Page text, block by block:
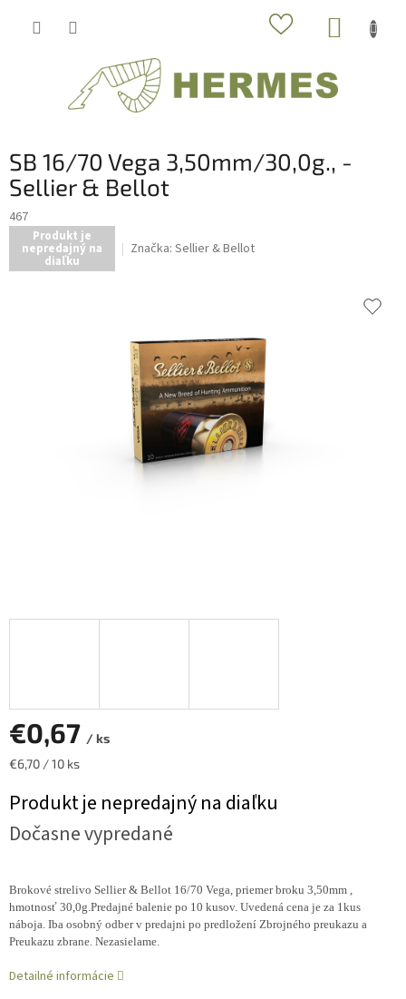
SB 16/70 Vega 3,50mm/30,0g., -
Sellier & Bellot
467
Produkt je
nepredajný na
diaľku
Značka: Sellier & Bellot
€0,67 / ks
Jednotková
€6,70 / 10 ks
Produkt je nepredajný na diaľku
Dočasne vypredané
Brokové strelivo Sellier & Bellot 16/70 Vega, priemer broku 3,50mm ,
hmotnosť 30,0g.Predajné balenie po 10 kusov. Uvedená cena je za 1kus
náboja. Iba osobný odber v predajni po predložení Zbrojného preukazu a
Preukazu zbrane. Nezasielame.
Detailné informácie